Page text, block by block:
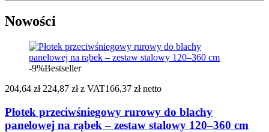
Nowości
-9%Bestseller
204,64 zł 224,87 zł z VAT166,37 zł netto
Płotek przeciwśniegowy rurowy do blachy
panelowej na rąbek – zestaw stalowy 120–360 cm